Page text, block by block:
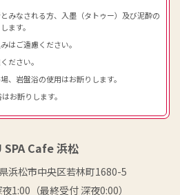
みなされる方、入墨（タトゥー）及び泥酔の
ます。
はご遠慮ください。
ださい。
、岩盤浴の使用はお断りします。
お断りします。
SPA Cafe 浜松
浜松市中央区若林町1680-5
1:00（最終受付 深夜0:00）